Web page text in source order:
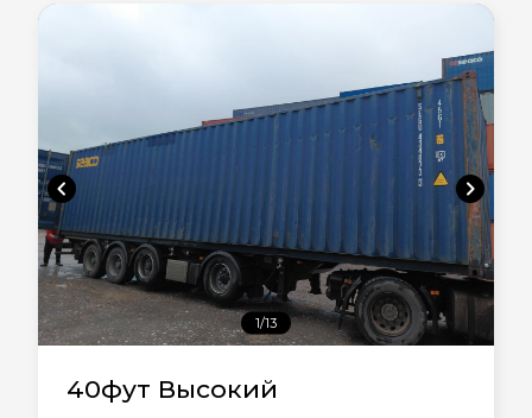
chevron_left chevron_right
1/13
40фут Высокий